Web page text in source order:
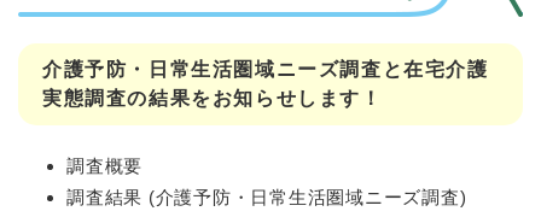
介護予防・日常生活圏域ニーズ調査と在宅介護
実態調査の結果をお知らせします！
調査概要
調査結果 (介護予防・日常生活圏域ニーズ調査)